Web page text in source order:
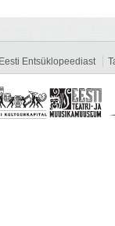
Eesti Entsüklopeediast